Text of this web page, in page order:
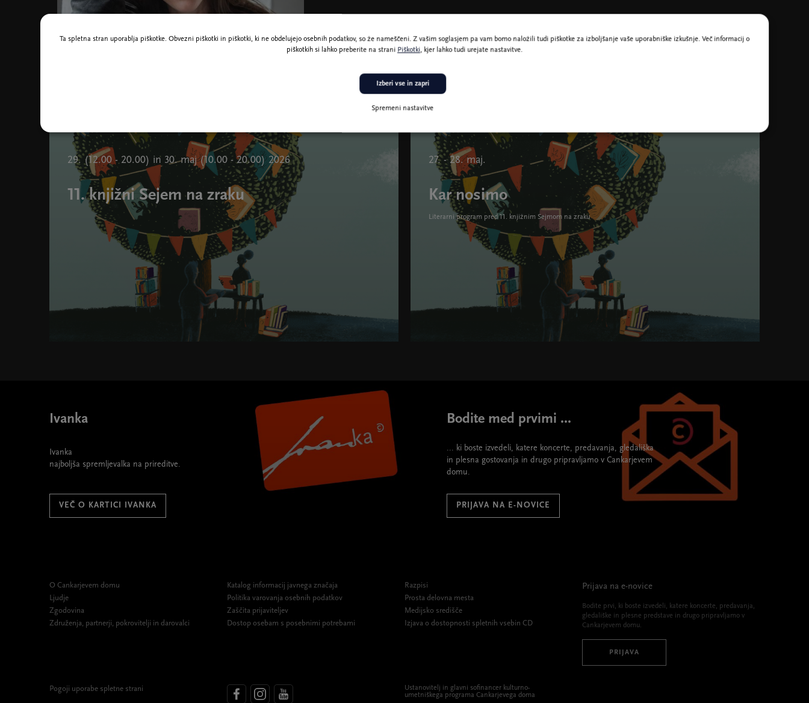
29. (12.00 - 20.00) in 30. maj (10.00 - 20.00) 2026
11. knjižni Sejem na zraku
27. - 28. maj.
Kar nosimo
Literarni program pred 11. knjižnim Sejmom na zraku
Ivanka
Ivanka
najboljša spremljevalka na prireditve.
VEČ O KARTICI IVANKA
Bodite med prvimi ...
... ki boste izvedeli, katere koncerte, predavanja, gledališka
in plesna gostovanja in drugo pripravljamo v Cankarjevem
domu.
PRIJAVA NA E-NOVICE
O Cankarjevem domu
Ljudje
Zgodovina
Združenja, partnerji, pokrovitelji in darovalci
Katalog informacij javnega značaja
Politika varovanja osebnih podatkov
Zaščita prijaviteljev
Dostop osebam s posebnimi potrebami
Razpisi
Prosta delovna mesta
Medijsko središče
Izjava o dostopnosti spletnih vsebin CD
Prijava na e-novice
Bodite prvi, ki boste izvedeli, katere koncerte, predavanja,
gledališke in plesne predstave in drugo pripravljamo v
Cankarjevem domu.
PRIJAVA
Pogoji uporabe spletne strani
Ustanovitelj in glavni sofinancer kulturno-
umetniškega programa Cankarjevega doma
Ta spletna stran uporablja piškotke. Obvezni piškotki in piškotki, ki ne obdelujejo osebnih podatkov, so že nameščeni. Z vašim soglasjem pa vam bomo naložili tudi piškotke za izboljšanje vaše uporabniške izkušnje. Več informacij o
piškotkih si lahko preberite na strani Piškotki, kjer lahko tudi urejate nastavitve.
Spremeni nastavitve
Izberi vse in zapri